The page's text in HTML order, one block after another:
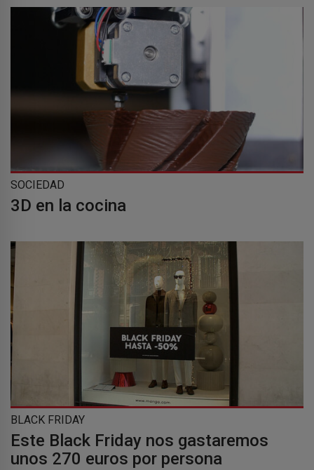
SOCIEDAD
3D en la cocina
BLACK FRIDAY
Este Black Friday nos gastaremos
unos 270 euros por persona